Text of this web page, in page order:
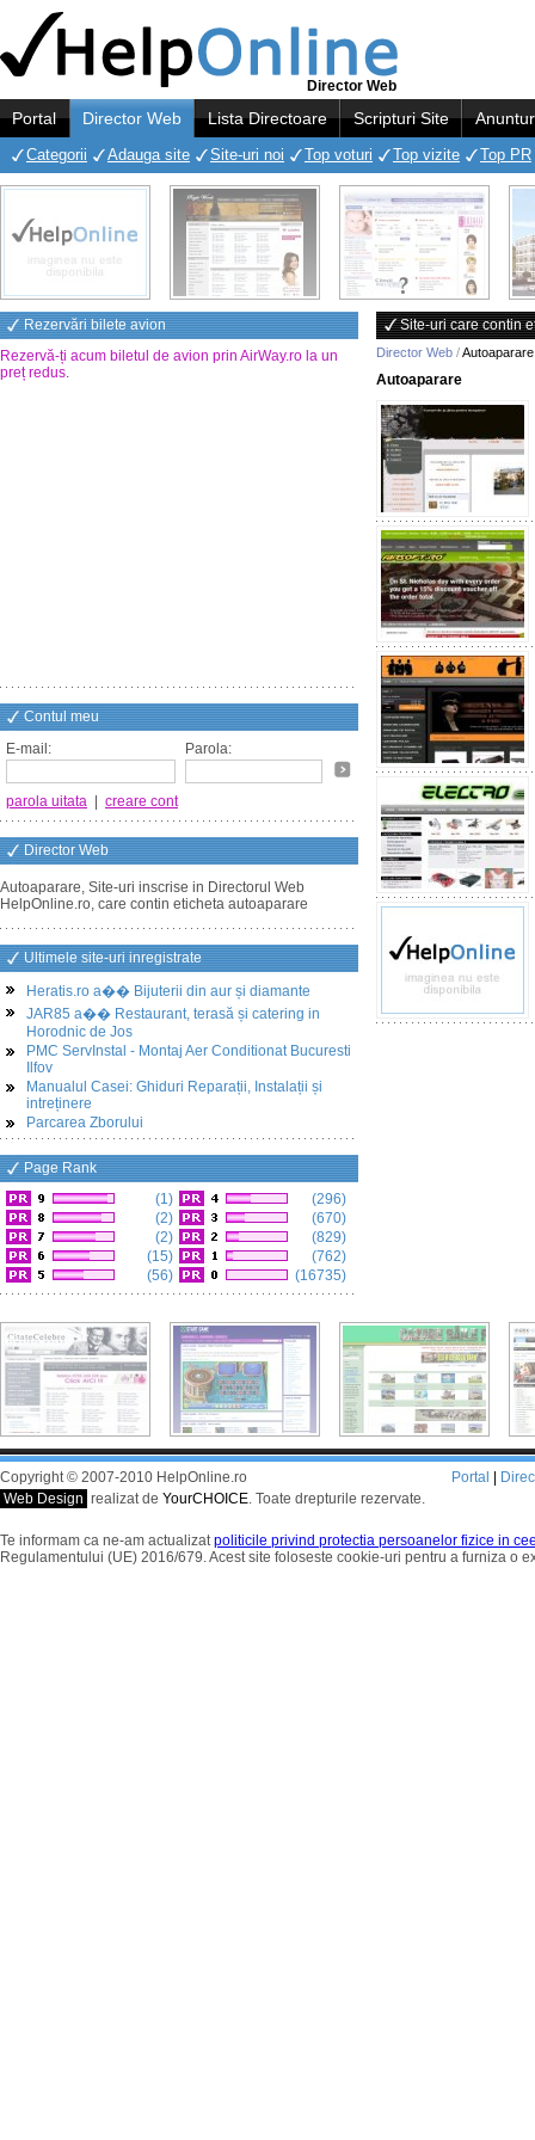
Director Web
Portal Director Web Lista Directoare Scripturi Site
Categorii Adauga site Site-uri noi Top voturi Top vizite Top PR
Rezervări bilete avion
Rezervă-ți acum biletul de avion prin AirWay.ro la un
preț redus.
Contul meu
E-mail:
Parola:
parola uitata creare cont
Director Web
Autoaparare, Site-uri inscrise in Directorul Web
HelpOnline.ro, care contin eticheta autoaparare
Ultimele site-uri inregistrate
Heratis.ro a�� Bijuterii din aur și diamante
JAR85 a�� Restaurant, terasă și catering in
Horodnic de Jos
PMC ServInstal - Montaj Aer Conditionat Bucuresti
Ilfov
Manualul Casei: Ghiduri Reparații, Instalații și
intreținere
Parcarea Zborului
Page Rank
(1)
(2)
(2)
(15)
(56)
(296)
(670)
(829)
(762)
(16735)
Site-uri care contin
Director Web /Autoaparare
Autoaparare
Copyright © 2007-2010 HelpOnline.ro
Web Design realizat de YourCHOICE. Toate drepturile rezervate.
Portal
Te informam ca ne-am actualizatpoliticile privind protectia persoanelor fizice in
Regulamentului (UE) 2016/679. Acest site foloseste cookie-uri pentru a furniza o